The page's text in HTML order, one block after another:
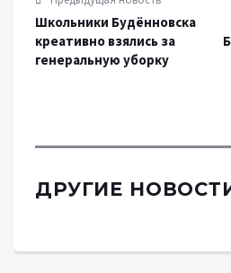
Школьники Будённовска
креативно взялись за
генеральную уборку
ДРУГИЕ